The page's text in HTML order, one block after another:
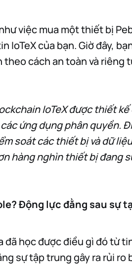
việc mua một thiết bị
IoTeX của bạn. Giờ đây,
theo cách an toàn và riêng
IoTeX được thiết
ứng dụng phân quyền.
soát các thiết bị và dữ
hàng nghìn thiết bị đang
Động lực đằng sau sự
đã học được điều gì đó từ
sự tập trung gây ra rủi ro